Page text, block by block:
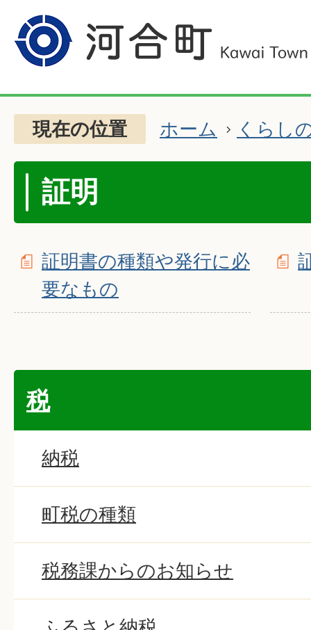
現在の位置 ホーム くらし
証明
証明書の種類や発行に必
要なもの
税
納税
町税の種類
税務課からのお知らせ